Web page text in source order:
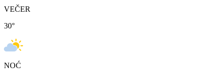
VEČER
30°
NOĆ